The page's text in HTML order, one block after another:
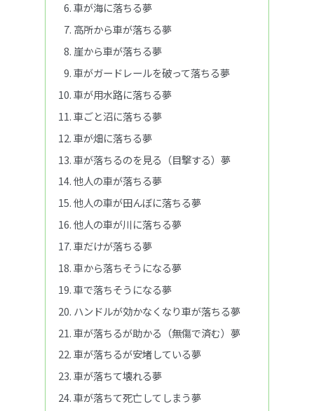
車が海に落ちる夢
高所から車が落ちる夢
崖から車が落ちる夢
車がガードレールを破って落ちる夢
車が用水路に落ちる夢
車ごと沼に落ちる夢
車が畑に落ちる夢
車が落ちるのを見る（目撃する）夢
他人の車が落ちる夢
他人の車が田んぼに落ちる夢
他人の車が川に落ちる夢
車だけが落ちる夢
車から落ちそうになる夢
車で落ちそうになる夢
ハンドルが効かなくなり車が落ちる夢
車が落ちるが助かる（無傷で済む）夢
車が落ちるが安堵している夢
車が落ちて壊れる夢
車が落ちて死亡してしまう夢